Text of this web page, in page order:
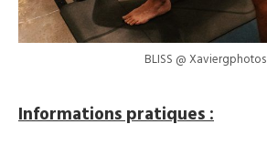
BLISS @ Xaviergphotos
Informations pratiques :